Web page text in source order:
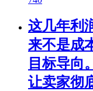
这几年利
来不是成
目标导向
让卖家彻